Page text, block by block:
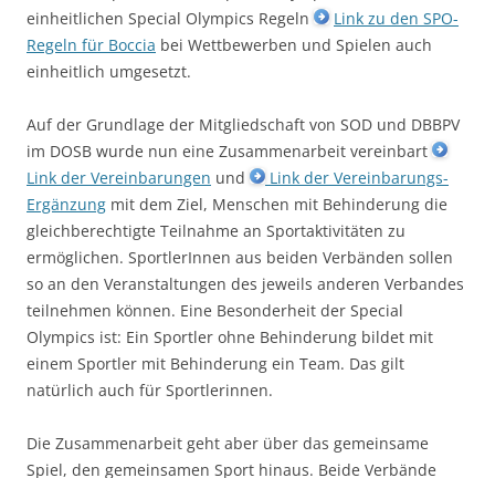
einheitlichen Special Olympics Regeln
Link zu den SPO-
Regeln für Boccia bei Wettbewerben und Spielen auch
einheitlich umgesetzt.
Auf der Grundlage der Mitgliedschaft von SOD und DBBPV
im DOSB wurde nun eine Zusammenarbeit vereinbart
Link der Vereinbarungen und
Link der Vereinbarungs-
Ergänzung mit dem Ziel, Menschen mit Behinderung die
gleichberechtigte Teilnahme an Sportaktivitäten zu
ermöglichen. SportlerInnen aus beiden Verbänden sollen
so an den Veranstaltungen des jeweils anderen Verbandes
teilnehmen können. Eine Besonderheit der Special
Olympics ist: Ein Sportler ohne Behinderung bildet mit
einem Sportler mit Behinderung ein Team. Das gilt
natürlich auch für Sportlerinnen.
Die Zusammenarbeit geht aber über das gemeinsame
Spiel, den gemeinsamen Sport hinaus. Beide Verbände